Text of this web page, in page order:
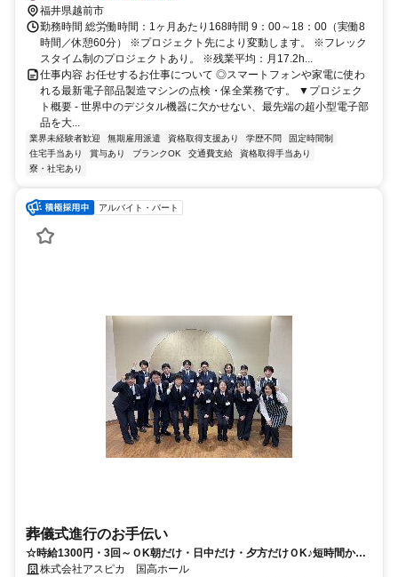
福井県越前市
勤務時間 総労働時間：1ヶ月あたり168時間 9：00～18：00（実働8
時間／休憩60分） ※プロジェクト先により変動します。 ※フレック
スタイム制のプロジェクトあり。 ※残業平均：月17.2h...
仕事内容 お任せするお仕事について ◎スマートフォンや家電に使わ
れる最新電子部品製造マシンの点検・保全業務です。 ▼プロジェク
ト概要 - 世界中のデジタル機器に欠かせない、最先端の超小型電子部
品を大...
業界未経験者歓迎 無期雇用派遣 資格取得支援あり 学歴不問
固定時間制
住宅手当あり
賞与あり ブランクOK 交通費支給
資格取得手当あり
寮・社宅あり
アルバイト・パート
葬儀式進行のお手伝い
☆時給1300円・3回～ＯK朝だけ・日中だけ・夕方だけＯK♪短時間から
フルタイム迄OK
株式会社アスピカ 国高ホール